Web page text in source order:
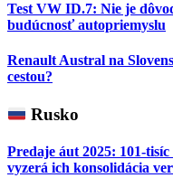
Test VW ID.7: Nie je
budúcnosť autopriemyslu
Renault Austral na
cestou?
Rusko
Predaje áut 2025: 101-
vyzerá ich konsolidácia